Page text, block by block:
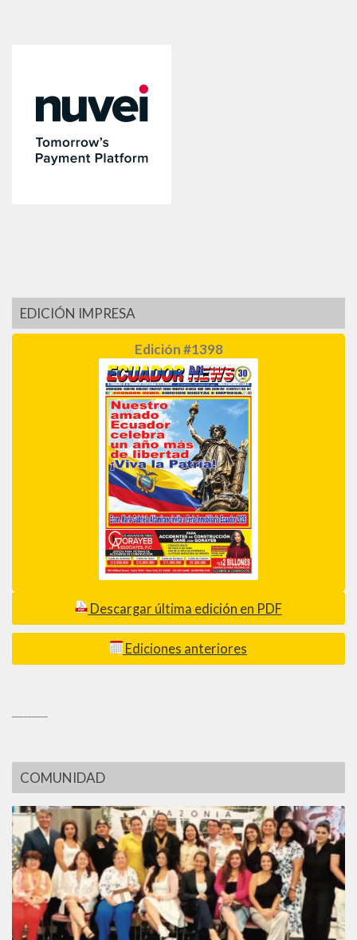
EDICIÓN IMPRESA
Edición #1398
Descargar última edición en PDF
Ediciones anteriores
COMUNIDAD